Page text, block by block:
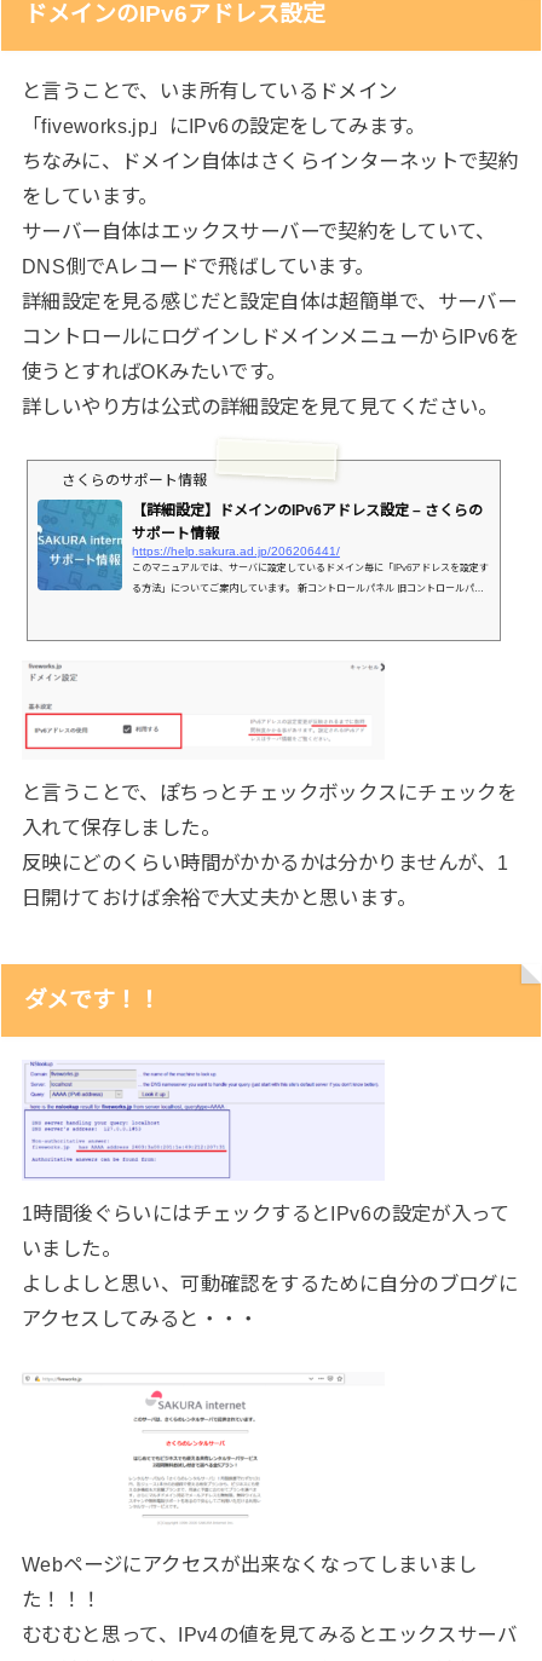
ドメインのIPv6アドレス設定
と言うことで、いま所有しているドメイン
「fiveworks.jp」にIPv6の設定をしてみます。
ちなみに、ドメイン自体はさくらインターネットで契約
をしています。
サーバー自体はエックスサーバーで契約をしていて、
DNS側でAレコードで飛ばしています。
詳細設定を見る感じだと設定自体は超簡単で、サーバー
コントロールにログインしドメインメニューからIPv6を
使うとすればOKみたいです。
詳しいやり方は公式の詳細設定を見て見てください。
さくらのサポート情報
【詳細設定】ドメインのIPv6アドレス設定 – さくらの
サポート情報
https://help.sakura.ad.jp/206206441/
このマニュアルでは、サーバに設定しているドメイン毎に「IPv6アドレスを設定す
る方法」についてご案内しています。 新コントロールパネル 旧コントロールパネ
と言うことで、ぽちっとチェックボックスにチェックを
入れて保存しました。
反映にどのくらい時間がかかるかは分かりませんが、1
日開けておけば余裕で大丈夫かと思います。
ダメです！！
1時間後ぐらいにはチェックするとIPv6の設定が入って
いました。
よしよしと思い、可動確認をするために自分のブログに
アクセスしてみると・・・
Webページにアクセスが出来なくなってしまいまし
た！！！
むむむと思って、IPv4の値を見てみるとエックスサーバ